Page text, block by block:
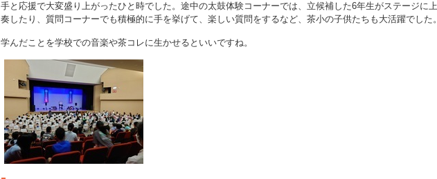
手と応援で大変盛り上がったひと時でした。途中の太鼓体験コーナーでは、立候補した6年生がステージに
奏したり、質問コーナーでも積極的に手を挙げて、楽しい質問をするなど、茶小の子供たちも大活躍でした。
学んだことを学校での音楽や茶コレに生かせるといいですね。